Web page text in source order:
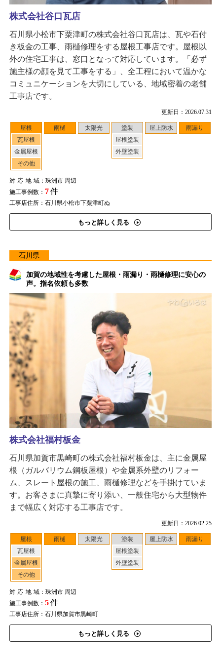
更新日：2026.07.31
屋根
瓦屋根
金属屋根
その他
雨樋 太陽光
塗装
屋根塗装
外壁塗装
屋上防水 雨漏り
対応地域：珠洲市 周辺
施工事例数： 7件
工事店住所：石川県小松市下粟津町ぬ
もっと詳しく見る
株式会社谷口瓦店
石川県小松市下粟津町の株式会社谷口瓦店は、瓦や石付
き板金の工事、雨樋修理をする屋根工事店です。屋根以
外の住宅工事は、窓口となって対応しています。「必ず
施主様の顔を見て工事をする」、全工程において温かな
コミュニケーションを大切にしている、地域密着の老舗
工事店です。
石川県
加賀の地域性を考慮した屋根・雨漏り・雨樋修理に安心の
声。指名依頼も多数
更新日：2026.02.25
屋根
瓦屋根
金属屋根
その他
雨樋 太陽光
塗装
屋根塗装
外壁塗装
屋上防水 雨漏り
対応地域：珠洲市 周辺
施工事例数： 5件
工事店住所：石川県加賀市黒崎町
もっと詳しく見る
株式会社福村板金
石川県加賀市黒崎町の株式会社福村板金は、主に金属屋
根（ガルバリウム鋼板屋根）や金属系外壁のリフォー
ム、スレート屋根の施工、雨樋修理などを手掛けていま
す。お客さまに真摯に寄り添い、一般住宅から大型物件
まで幅広く対応する工事店です。